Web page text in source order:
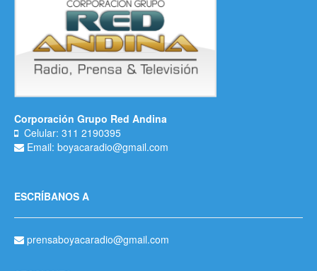
Corporación Grupo Red Andina
Celular: 311 2190395
Email: boyacaradio@gmail.com
ESCRÍBANOS A
prensaboyacaradio@gmail.com